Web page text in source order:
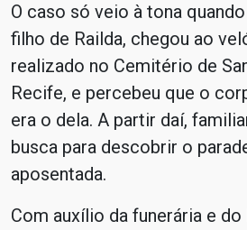
O caso só veio à tona
filho de Railda, chegou ao
realizado no Cemitério de
Recife, e percebeu que o
era o dela. A partir daí,
busca para descobrir o
aposentada.
Com auxílio da funerária e